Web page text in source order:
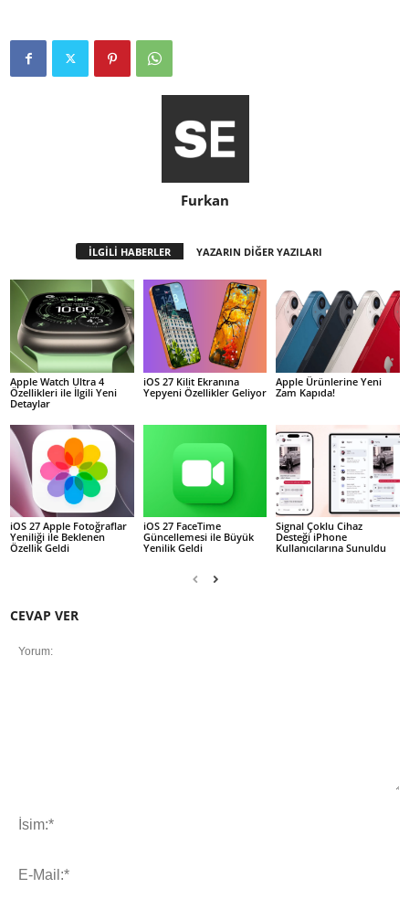
Furkan
İLGİLİ HABERLER YAZARIN DİĞER YAZILARI
Apple Watch Ultra 4
Özellikleri ile İlgili Yeni
Detaylar
iOS 27 Kilit Ekranına
Yepyeni Özellikler Geliyor
Apple Ürünlerine Yeni
Zam Kapıda!
iOS 27 Apple Fotoğraflar
Yeniliği ile Beklenen
Özellik Geldi
iOS 27 FaceTime
Güncellemesi ile Büyük
Yenilik Geldi
Signal Çoklu Cihaz
Desteği iPhone
Kullanıcılarına Sunuldu
CEVAP VER